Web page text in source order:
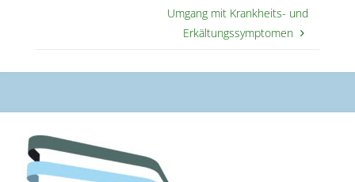
Umgang mit Krankheits- und
Erkältungssymptomen